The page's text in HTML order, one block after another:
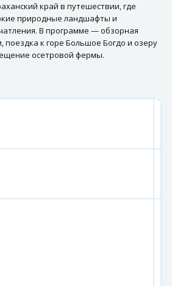
край в путешествии, где
природные ландшафты и
В программе — обзорная
поездка к горе Большое Богдо и озеру
осетровой фермы.